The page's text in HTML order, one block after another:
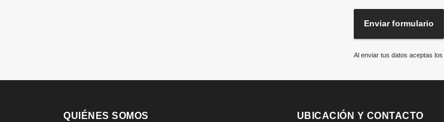
Enviar formulario
Al enviar tus datos aceptas los
QUIÉNES SOMOS UBICACIÓN Y CONTACTO